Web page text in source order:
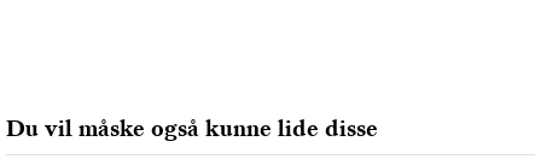
20016 Pero (MI) Italy
Du vil måske også kunne lide disse